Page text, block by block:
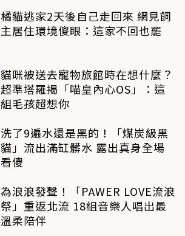
橘貓逃家2天後自己走回來 網見飼
主居住環境傻眼：這家不回也罷
貓咪被送去寵物旅館時在想什麼？
超準塔羅揭「喵皇內心OS」：這
組毛孩超想你
洗了9遍水還是黑的！「煤炭級黑
貓」流出滿缸髒水 露出真身全場
看傻
為浪浪發聲！「PAWER LOVE流浪
祭」重返北流 18組音樂人唱出最
溫柔陪伴